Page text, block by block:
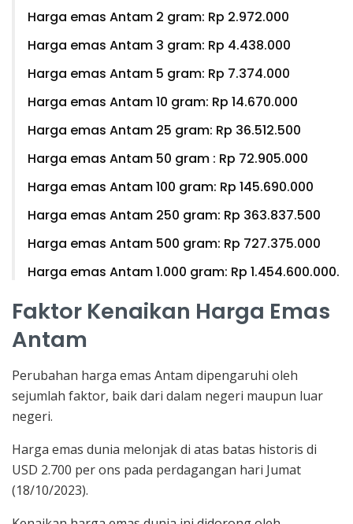
Harga emas Antam 2 gram: Rp 2.972.000
Harga emas Antam 3 gram: Rp 4.438.000
Harga emas Antam 5 gram: Rp 7.374.000
Harga emas Antam 10 gram: Rp 14.670.000
Harga emas Antam 25 gram: Rp 36.512.500
Harga emas Antam 50 gram : Rp 72.905.000
Harga emas Antam 100 gram: Rp 145.690.000
Harga emas Antam 250 gram: Rp 363.837.500
Harga emas Antam 500 gram: Rp 727.375.000
Harga emas Antam 1.000 gram: Rp 1.454.600.000.
Faktor Kenaikan Harga Emas
Antam
Perubahan harga emas Antam dipengaruhi oleh
sejumlah faktor, baik dari dalam negeri maupun luar
negeri.
Harga emas dunia melonjak di atas batas historis di
USD 2.700 per ons pada perdagangan hari Jumat
(18/10/2023).